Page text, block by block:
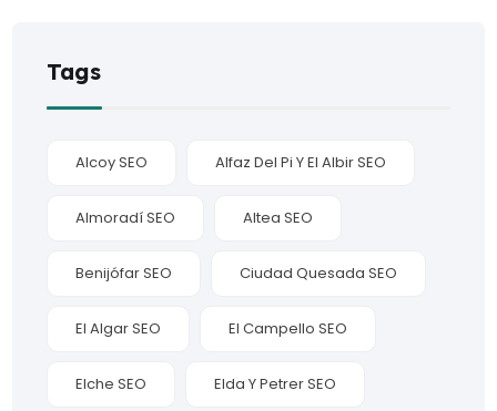
Tags
Alcoy SEO Alfaz Del Pi Y El Albir SEO
Almoradí SEO Altea SEO
Benijófar SEO Ciudad Quesada SEO
El Algar SEO El Campello SEO
Elche SEO Elda Y Petrer SEO